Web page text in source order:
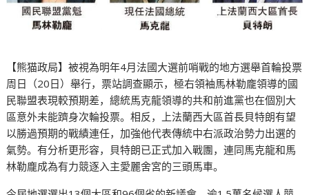
【熊猫政局】被視為明年4月法國大選前哨戰的地方選舉首輪投票
周日（20日）舉行，票站調查顯示，極右領袖馬林勒龐領導的國
民聯盟表現較預期差，總統馬克龍領導的共和前進黨也在個別大
區意外未能躋身次輪投票。相反，上法蘭西大區首長貝特朗有望
以勝過預期的戰績連任，加強他代表傳統中右派政治勢力出選的
氣勢。有分析更形容，貝特朗已正式加入戰團，連同馬克龍和馬
林勒龐成為有力競逐入主愛麗舍宮的三頭馬車。